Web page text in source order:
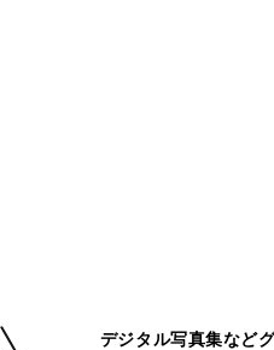
デジタル写真集など